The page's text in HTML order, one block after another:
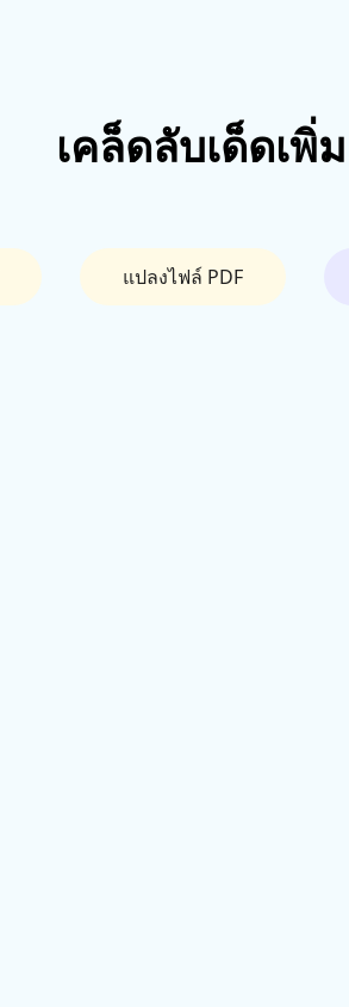
เคล็ดลับเด็ดเพิ่
แปลงไฟล์ PDF